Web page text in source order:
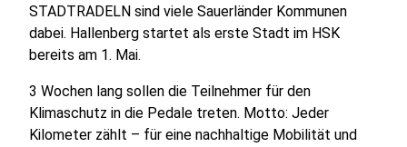
STADTRADELN sind viele Sauerländer Kommunen
dabei. Hallenberg startet als erste Stadt im HSK
bereits am 1. Mai.
3 Wochen lang sollen die Teilnehmer für den
Klimaschutz in die Pedale treten. Motto: Jeder
Kilometer zählt – für eine nachhaltige Mobilität und